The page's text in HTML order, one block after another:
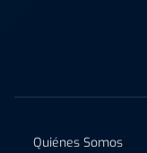
Quiénes Somos